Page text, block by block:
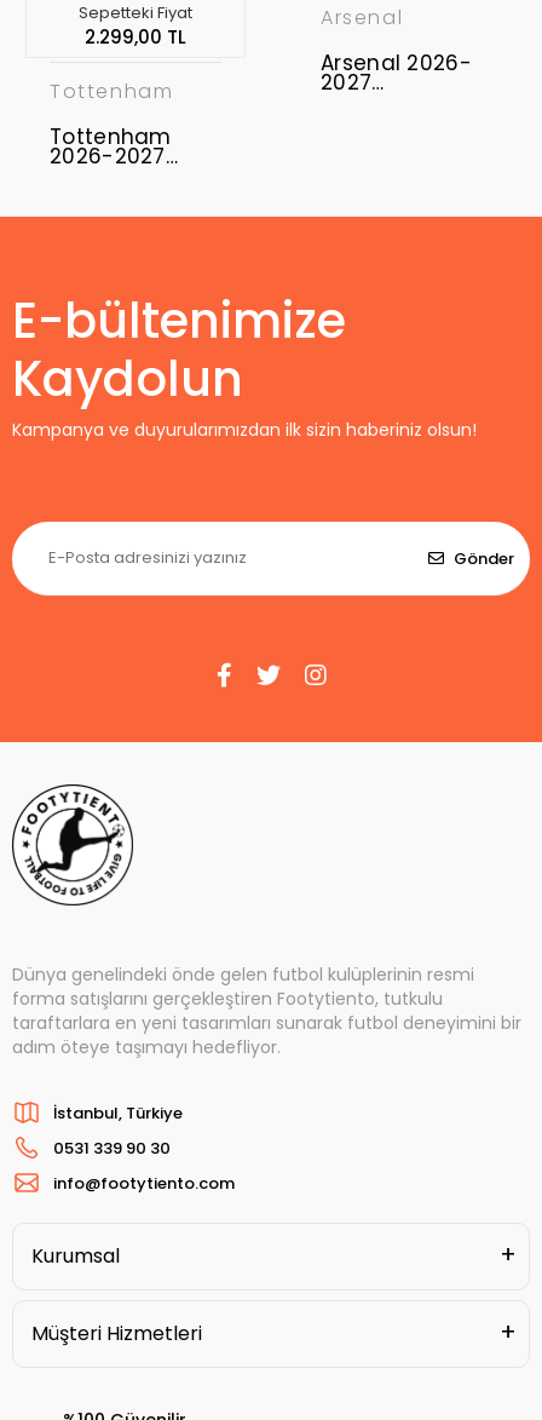
Sepetteki Fiyat
2.299,00 TL
Tottenham
Tottenham
2026-2027
Away
Arsenal
Arsenal 2026-
2027
E-bültenimize
Kaydolun
Kampanya ve duyurularımızdan ilk sizin haberiniz olsun!
Gönder
Dünya genelindeki önde gelen futbol kulüplerinin resmi
forma satışlarını gerçekleştiren Footytiento, tutkulu
taraftarlara en yeni tasarımları sunarak futbol deneyimini bir
adım öteye taşımayı hedefliyor.
İstanbul, Türkiye
0531 339 90 30
info@footytiento.com
Kurumsal
Müşteri Hizmetleri